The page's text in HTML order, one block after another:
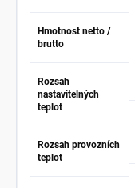
Hmotnost netto /
brutto
Rozsah
nastavitelných
teplot
Rozsah provozních
teplot